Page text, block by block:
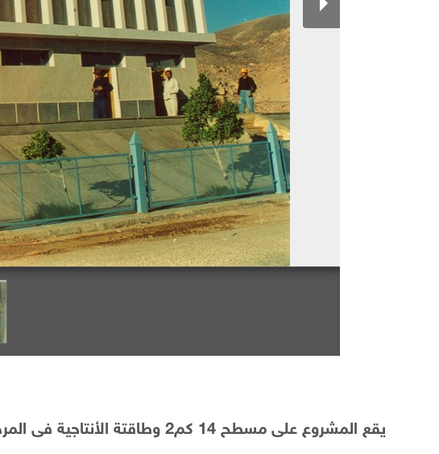
يقع المشروع على مسطح 14 كم2 وطاقتة الأنتاجية فى المرحلة الأولى تصل الى 2000 طن / يوم